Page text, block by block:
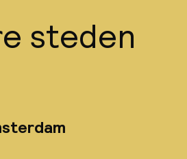
steden